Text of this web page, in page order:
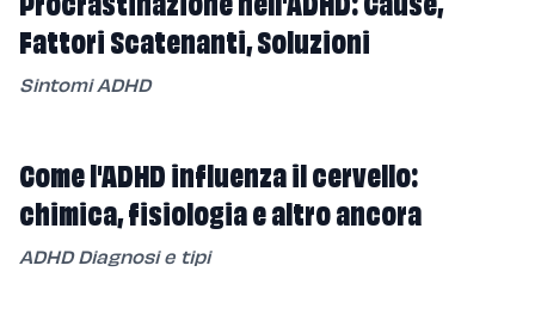
Fattori Scatenanti, Soluzioni
Sintomi ADHD
Come l'ADHD influenza il cervello:
chimica, fisiologia e altro ancora
ADHD Diagnosi e tipi